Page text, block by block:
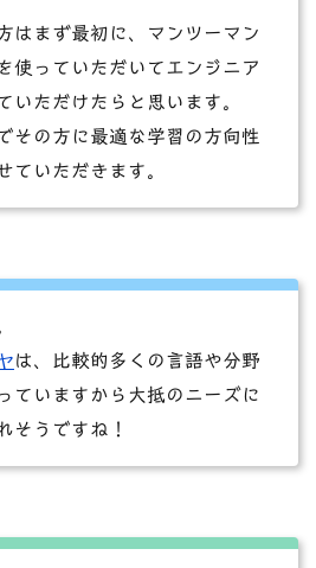
はまず最初に、マンツーマン
使っていただいてエンジニア
いただけたらと思います。
その方に最適な学習の方向性
ていただきます。
は、比較的多くの言語や分野
ていますから大抵のニーズに
そうですね！